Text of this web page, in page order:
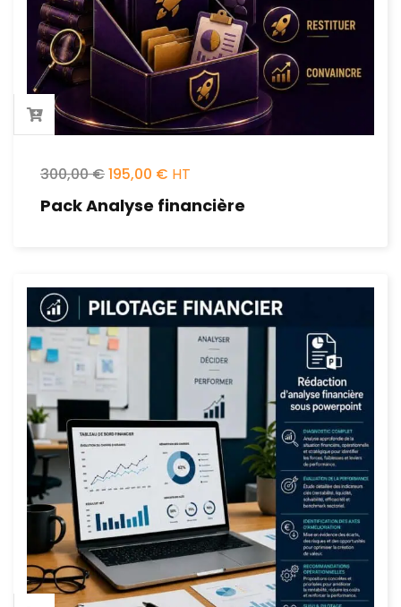
300,00€195,00 €
Pack Analyse financière